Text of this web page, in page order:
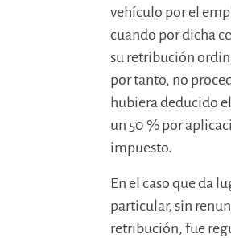
vehículo por el
cuando por dicha
su retribución
por tanto, no
hubiera deducido
un 50 % por
impuesto.
En el caso que da
particular, sin
retribución, fue